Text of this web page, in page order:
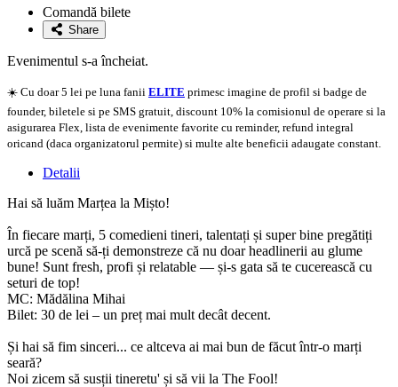
favoriteComandă bilete
Share
Evenimentul s-a încheiat.
☀️ Cu doar 5 lei pe luna fanii ELITE primesc imagine de profil si badge de
founder, biletele si pe SMS gratuit, discount 10% la comisionul de operare si la
asigurarea Flex, lista de evenimente favorite cu reminder, refund integral
oricand (daca organizatorul permite) si multe alte beneficii adaugate constant.
Detalii
Hai să luăm Marțea la Mișto!
În fiecare marți, 5 comedieni tineri, talentați și super bine pregătiți
urcă pe scenă să-ți demonstreze că nu doar headlinerii au glume
bune! Sunt fresh, profi și relatable — și-s gata să te cucerească cu
seturi de top!
MC: Mădălina Mihai
Bilet: 30 de lei – un preț mai mult decât decent.
Și hai să fim sinceri... ce altceva ai mai bun de făcut într-o marți
seară?
Noi zicem să susții tineretu' și să vii la The Fool!